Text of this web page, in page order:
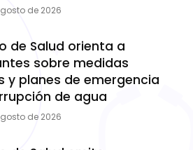
de 2026
de Salud orienta a
sobre medidas
y planes de emergencia
de agua
de 2026